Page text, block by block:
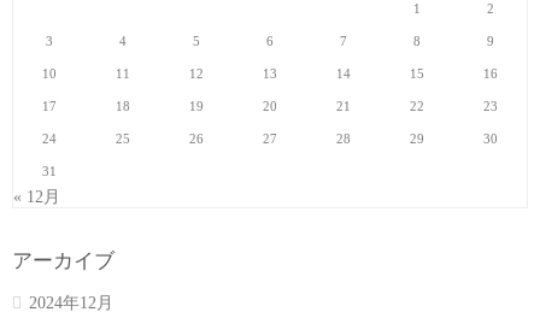
1
2
3 4 5 6 7 8 9
10 11 12 13 14 15 16
17 18 19 20 21 22 23
24 25 26 27 28 29 30
31
« 12月
アーカイブ
2024年12月